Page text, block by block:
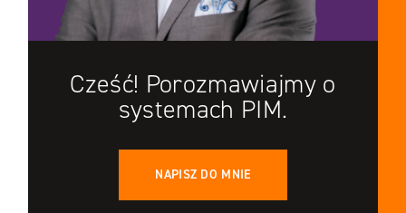
Cześć! Porozmawiajmy o
systemach PIM.
NAPISZ DO MNIE